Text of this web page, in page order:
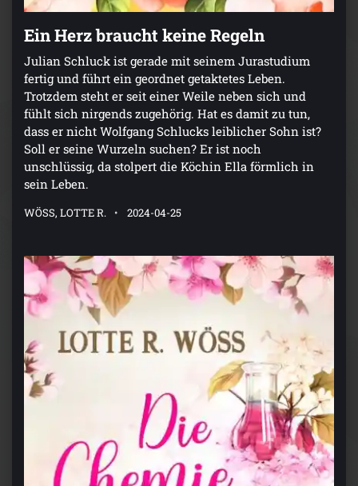
Ein Herz braucht keine Regeln
Julian Schluck ist gerade mit seinem Jurastudium
fertig und führt ein geordnet getaktetes Leben.
Trotzdem steht er seit einer Weile neben sich und
fühlt sich nirgends zugehörig. Hat es damit zu tun,
dass er nicht Wolfgang Schlucks leiblicher Sohn ist?
Soll er seine Wurzeln suchen? Er ist noch
unschlüssig, da stolpert die Köchin Ella förmlich in
sein Leben.
WÖSS, LOTTE R. 2024-04-25